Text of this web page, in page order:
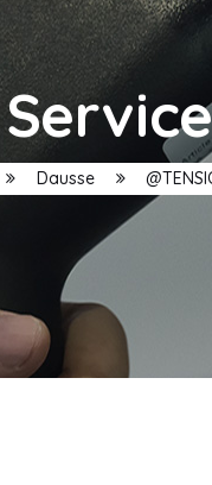
Dausse